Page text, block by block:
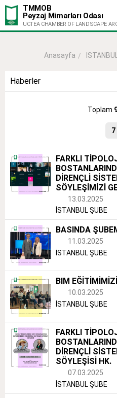
TMMOB
Peyzaj Mimarları Odası
UCTEA CHAMBER OF LANDSCAPE
Anasayfa ISTANBUL
Haberler
Toplam
7
FARKLI
DİRENÇLİ
SÖYLEŞİMİZİ
13.03.2025
İSTANBUL ŞUBE
BASINDA
11.03.2025
İSTANBUL ŞUBE
BIM
10.03.2025
İSTANBUL ŞUBE
FARKLI
DİRENÇLİ
SÖYLEŞİSİ HK.
07.03.2025
İSTANBUL ŞUBE